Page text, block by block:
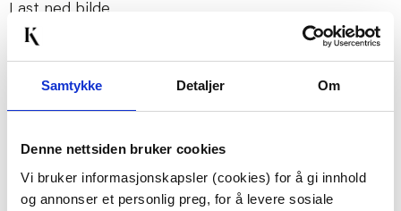
Samtykke Detaljer Om
Denne nettsiden bruker cookies
Vi bruker informasjonskapsler (cookies) for å gi innhold
og annonser et personlig preg, for å levere sosiale
Last ned bilde
Passer med